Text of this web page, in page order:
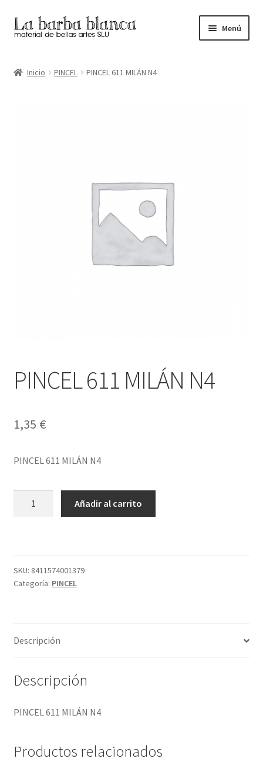
Ir
a
navegación
Ir
al
Menú
Inicio PINCEL PINCEL 611 MILÁN N4
PINCEL 611 MILÁN N4
1,35 €
PINCEL 611 MILÁN N4
Añadir al carrito
SKU: 8411574001379
Categoría: PINCEL
Descripción
Descripción
PINCEL 611 MILÁN N4
Productos relacionados